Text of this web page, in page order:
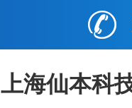
上海仙本科